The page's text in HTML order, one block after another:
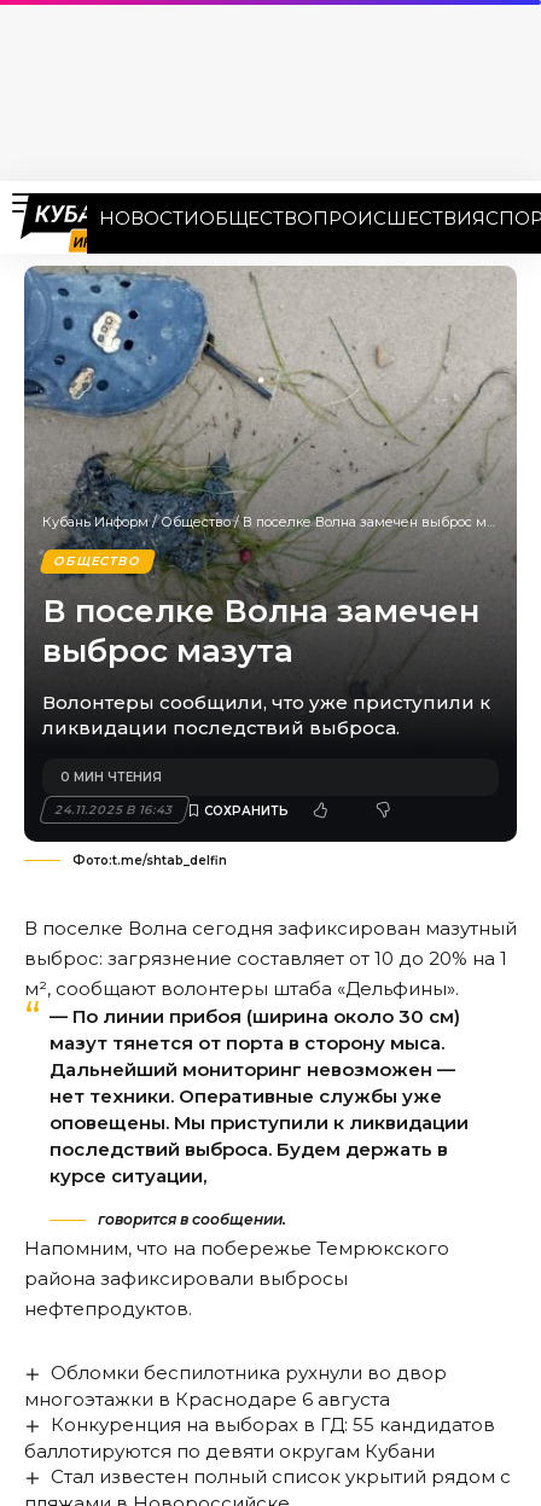
НОВОСТИОБЩЕСТВОПРОИСШЕСТВИЯ
Кубань Информ/Общество/В поселке Волна замечен выброс мазута
ОБЩЕСТВО
В поселке Волна замечен
выброс мазута
Волонтеры сообщили, что уже приступили к
ликвидации последствий выброса.
24.11.2025 В 16:43
0 МИН ЧТЕНИЯ
Фото:t.me/shtab_delfin
В поселке Волна сегодня зафиксирован мазутный
выброс: загрязнение составляет от 10 до 20% на 1
м², сообщают волонтеры штаба «Дельфины».
— По линии прибоя (ширина около 30 см)
мазут тянется от порта в сторону мыса.
Дальнейший мониторинг невозможен —
нет техники. Оперативные службы уже
оповещены. Мы приступили к ликвидации
последствий выброса. Будем держать в
курсе ситуации,
говорится в сообщении.
Напомним, что на побережье Темрюкского
района зафиксировали выбросы
нефтепродуктов.
Обломки беспилотника рухнули во двор
многоэтажки в Краснодаре 6 августа
Конкуренция на выборах в ГД: 55 кандидатов
баллотируются по девяти округам Кубани
Стал известен полный список укрытий рядом с